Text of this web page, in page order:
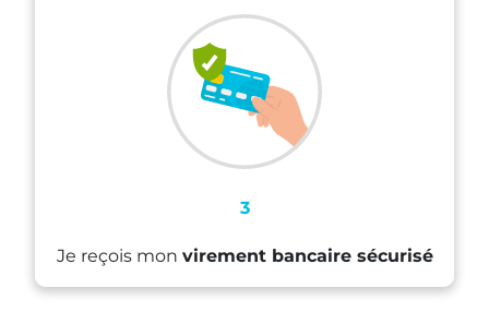
3
Je reçois mon virement bancaire sécurisé